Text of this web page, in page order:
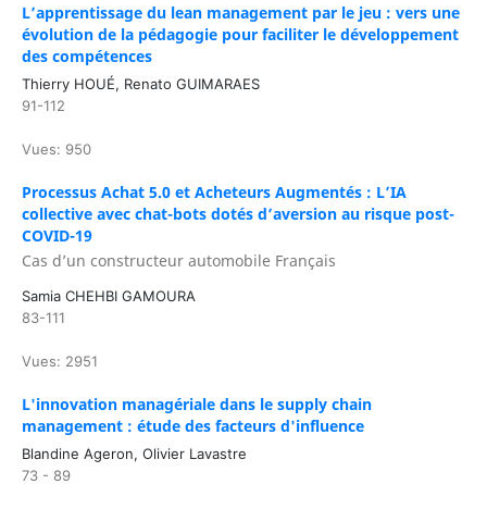
L’apprentissage du lean management par le jeu : vers une
évolution de la pédagogie pour faciliter le développement
des compétences
Thierry HOUÉ, Renato GUIMARAES
91-112
Vues: 950
Processus Achat 5.0 et Acheteurs Augmentés : L’IA
collective avec chat-bots dotés d’aversion au risque post-
COVID-19
Cas d’un constructeur automobile Français
Samia CHEHBI GAMOURA
83-111
Vues: 2951
L'innovation managériale dans le supply chain
management : étude des facteurs d'influence
Blandine Ageron, Olivier Lavastre
73 - 89